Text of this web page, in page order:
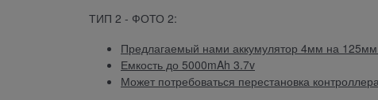
ТИП 2 - ФОТО 2:
Предлагаемый нами аккумулятор 4мм на
Емкость до 5000mAh 3.7v
Может потребоваться перестановка